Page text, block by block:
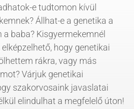
e tudtomon kívül
Állhat-e a genetika a
baba? Kisgyermekemnél
hogy genetikai
rákra, vagy más
Várjuk genetikai
szakorvosaink javaslatai
elindulhat a megfelelő úton!